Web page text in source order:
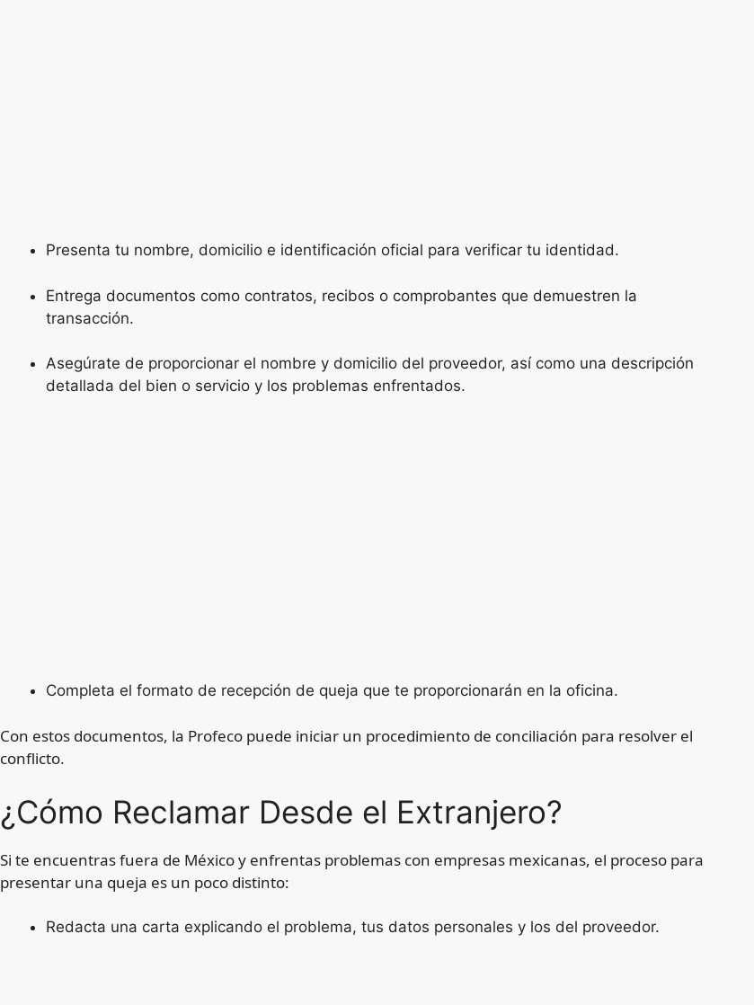
Presenta tu nombre, domicilio e identificación oficial para verificar tu identidad.
Entrega documentos como contratos, recibos o comprobantes que demuestren la
transacción.
Asegúrate de proporcionar el nombre y domicilio del proveedor, así como una descripción
detallada del bien o servicio y los problemas enfrentados.
Completa el formato de recepción de queja que te proporcionarán en la oficina.
Con estos documentos, la Profeco puede iniciar un procedimiento de conciliación para resolver el
conflicto.
¿Cómo Reclamar Desde el Extranjero?
Si te encuentras fuera de México y enfrentas problemas con empresas mexicanas, el proceso para
presentar una queja es un poco distinto:
Redacta una carta explicando el problema, tus datos personales y los del proveedor.